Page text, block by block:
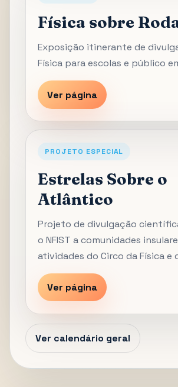
Física sobre
Exposição itinerante de
Física para escolas e público
Ver página
PROJETO ESPECIAL
Estrelas Sobre o
Atlântico
Projeto de divulgação
o NFIST a comunidades
atividades do Circo da Física e
Ver página
Ver calendário geral